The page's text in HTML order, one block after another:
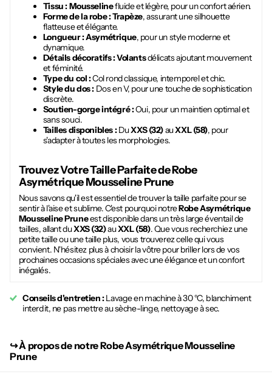
Tissu :Mousselinefluide et légère, pour un confort aérien.
Forme de la robe :Trapèze, assurant une silhouette
flatteuse et élégante.
Longueur :Asymétrique, pour un style moderne et
dynamique.
Détails décoratifs :Volantsdélicats ajoutant mouvement
et féminité.
Type du col :Col rond classique, intemporel et chic.
Style du dos : Dos en V, pour une touche de sophistication
discrète.
Soutien-gorge intégré :Oui, pour un maintien optimal et
sans souci.
Tailles disponibles :DuXXS (32)auXXL (58), pour
s'adapter à toutes les morphologies.
Trouvez Votre Taille Parfaite deRobe
Asymétrique Mousseline Prune
Nous savons qu'il est essentiel de trouver la taille parfaite pour se
sentir à l'aise et sublime. C'est pourquoi notreRobe Asymétrique
Mousseline Pruneest disponible dans un très large éventail de
tailles, allant duXXS (32)auXXL (58). Que vous recherchiez une
petite taille ou une taille plus, vous trouverez celle qui vous
convient. N'hésitez plus à choisir la vôtre pour briller lors de vos
prochaines occasions spéciales avec une élégance et un confort
inégalés.
Conseils d'entretien :Lavage en machine à 30 °C, blanchiment
interdit, ne pas mettre au sèche-linge, nettoyage à sec.
↪︎À propos de notre Robe Asymétrique Mousseline
Prune